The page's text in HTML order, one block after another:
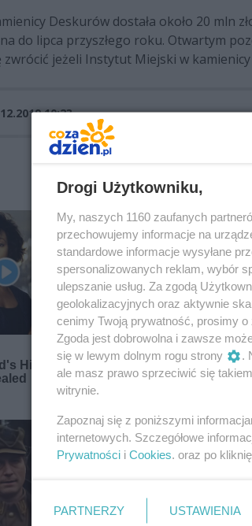
Deskurów dostała około 20 mln
do lipca przyszłego roku. Otwartym
zwrócić jeżeli Instytut Miejski w
10:23
Drogi Użytkowniku,
My, naszych 1160 zaufanych
przechowujemy informacje na
standardowe informacje wysyłane
spersonalizowanych reklam, wybór
ulepszanie usług. Za zgodą
geolokalizacyjnych oraz aktywnie
cenimy Twoją prywatność, prosimy o
Zgoda jest dobrowolna i zawsze
się w lewym dolnym rogu strony
.
ale masz prawo sprzeciwić się
witrynie.
Zapoznaj się z poniższymi
internetowych. Szczegółowe
Prywatności i Cookies. oraz po
PARTNERZY USTAWIENIA